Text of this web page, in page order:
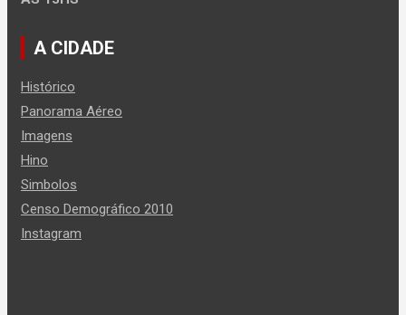
A CIDADE
Histórico
Panorama Aéreo
Imagens
Hino
Simbolos
Censo Demográfico 2010
Instagram